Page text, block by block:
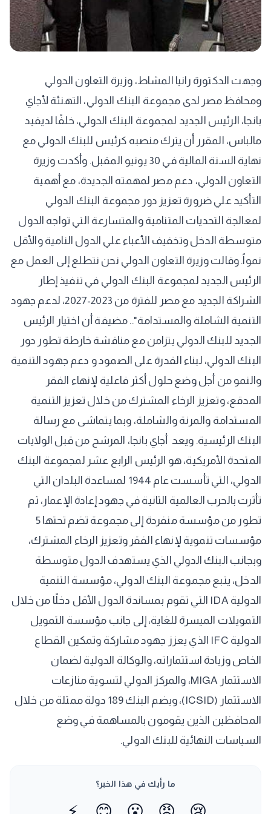
وجهت الدكتورة رانيا المشاط، وزيرة التعاون الدولي
ومحافظ مصر لدى مجموعة البنك الدولي، التهنئة لأجاي
بانجا، الرئيس الجديد لمجموعة البنك الدولي، خلفًا لديفيد
مالباس، المقرر أن يترك منصبه كرئيس للبنك الدولي مع
نهاية السنة المالية في 30 يونيو المقبل. وأكدت وزيرة
التعاون الدولي، دعم مصر لمهمته الجديدة، مع أهمية
التأكيد علي ضرورة تعزيز دور مجموعة البنك الدولي
لمعالجة التحديات المتنامية والمتسارعة التي تواجه الدول
متوسطة الدخل وتخفيف الأعباء علي الدول النامية والأقل
نمواً. وقالت وزيرة التعاون الدولي نحن نتطلع إلى العمل مع
الرئيس الجديد لمجموعة البنك الدولي في تنفيذ إطار
الشراكة الجديد مع مصر للفترة من 2023-2027، لدعم جهود
التنمية الشاملة والمستدامة".. مضيفة أن اختيار الرئيس
الجديد للبنك الدولي يتزامن مع مناقشة خارطة تطور دور
البنك الدولي، لبناء القدرة على الصمود و دعم جهود التنمية
والنمو من أجل وضع حلول أكثر فاعلية لإنهاء الفقر
المدقع، وتعزيز الرخاء المشترك من خلال تعزيز التنمية
المستدامة والمرنة والشاملة، وبما يتماشى مع رسالة
البنك الرئيسية. ويعد أجاي بانجا، المرشح من قبل الولايات
المتحدة الأمريكية، هو الرئيس الرابع عشر لمجموعة البنك
الدولي، التي تأسست عام 1944 لمساعدة البلدان التي
تأثرت بالحرب العالمية الثانية في جهود إعادة الإعمار، ثم
تطور من مؤسسة منفردة إلى مجموعة تضم تحتها 5
مؤسسات تنموية لإنهاء الفقر وتعزيز الرخاء المشترك،
وبجانب البنك الدولي الذي يستهدف الدول متوسطة
الدخل، يتبع مجموعة البنك الدولي، مؤسسة التنمية
الدولية IDA التي تقوم بمساندة الدول الأقل دخلًا من خلال
التمويلات الميسرة للغاية، إلى جانب مؤسسة التمويل
الدولية IFC الذي يعزز جهود مشاركة وتمكين القطاع
الخاص وزيادة استثماراته، والوكالة الدولية لضمان
الاستثمار MIGA، والمركز الدولي لتسوية منازعات
الاستثمار (ICSID)، ويضم البنك 189 دولة ممثلة من خلال
المحافظين الذين يقومون بالمساهمة في وضع
السياسات النهائية للبنك الدولي.
ما رأيك في هذا الخبر؟